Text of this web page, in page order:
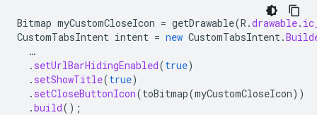
Bitmap myCustomCloseIcon = getDrawable(R .drawable.
CustomTabsIntent intent = new CustomTabsIntent.
…
. setUrlBarHidingEnabled(true)
. setShowTitle(true)
. setCloseButtonIcon(toBitmap(myCustomCloseIcon))
.build();